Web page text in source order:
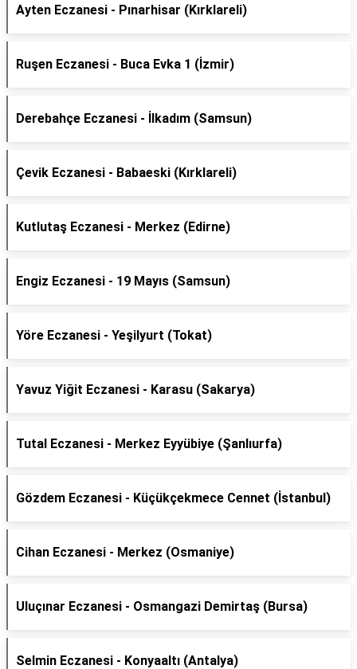
Ayten Eczanesi - Pınarhisar (Kırklareli)
Ruşen Eczanesi - Buca Evka 1 (İzmir)
Derebahçe Eczanesi - İlkadım (Samsun)
Çevik Eczanesi - Babaeski (Kırklareli)
Kutlutaş Eczanesi - Merkez (Edirne)
Engiz Eczanesi - 19 Mayıs (Samsun)
Yöre Eczanesi - Yeşilyurt (Tokat)
Yavuz Yiğit Eczanesi - Karasu (Sakarya)
Tutal Eczanesi - Merkez Eyyübiye (Şanlıurfa)
Gözdem Eczanesi - Küçükçekmece Cennet (İstanbul)
Cihan Eczanesi - Merkez (Osmaniye)
Uluçınar Eczanesi - Osmangazi Demirtaş (Bursa)
Selmin Eczanesi - Konyaaltı (Antalya)